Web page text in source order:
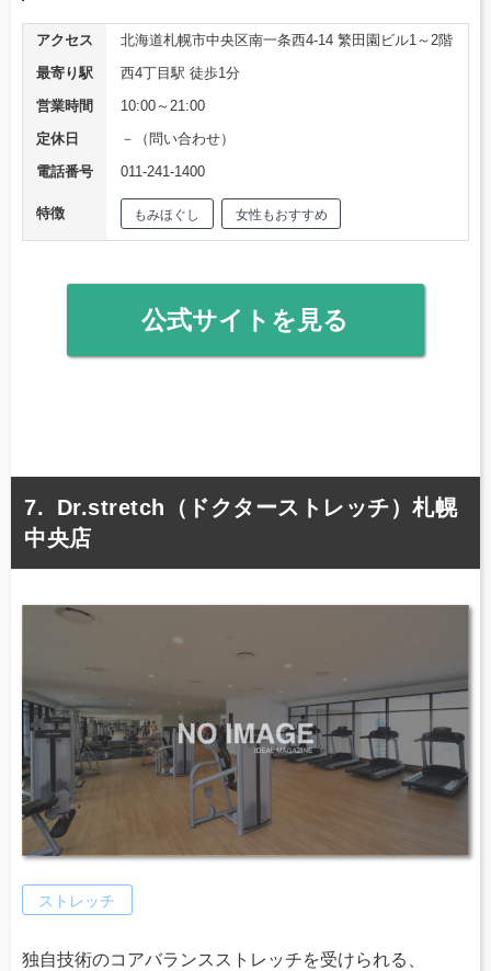
アクセス
北海道札幌市中央区南一条西4-14 繁田園ビル1～2階
最寄り駅
西4丁目駅 徒歩1分
営業時間
10:00～21:00
定休日
－（問い合わせ）
電話番号
011-241-1400
特徴 もみほぐし 女性もおすすめ
公式サイトを見る
Dr.stretch（ドクターストレッチ）札幌
中央店
ストレッチ
独自技術のコアバランスストレッチを受けられる、